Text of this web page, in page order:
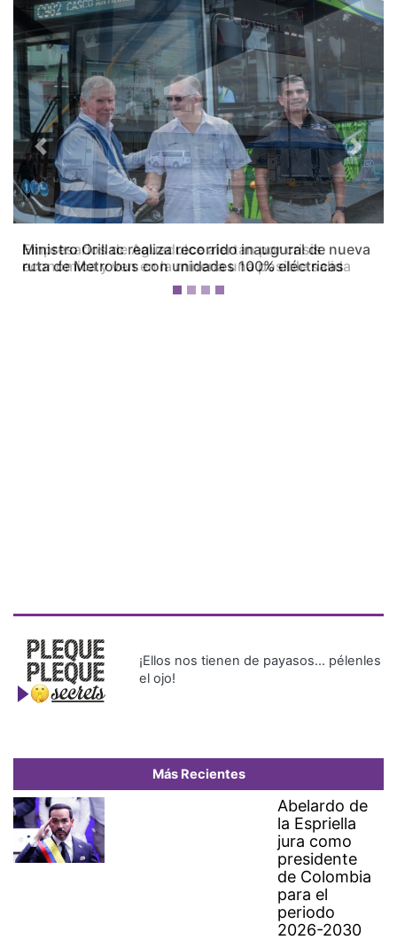
Empresarios de Aguadulce alertan por crisis
económica y ven en la minería una posible salida
Previous Next
¡Ellos nos tienen de payasos… pélenles
el ojo!
Más Recientes
Abelardo de
la Espriella
jura como
presidente
de Colombia
para el
periodo
2026-2030